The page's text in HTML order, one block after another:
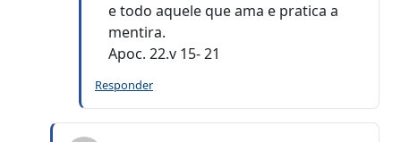
e todo aquele que ama e pratica a
mentira.
Apoc. 22.v 15- 21
Responder